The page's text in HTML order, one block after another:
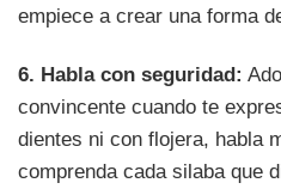
empiece a crear una forma
6. Habla con seguridad:
convincente cuando te
dientes ni con flojera, habla
comprenda cada silaba que